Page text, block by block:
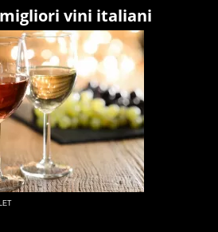
e videogame.
migliori vini italiani